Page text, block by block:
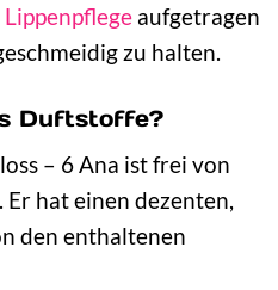
Lippenpflege aufgetragen
zu halten.
Duftstoffe?
– 6 Ana ist frei von
hat einen dezenten,
den enthaltenen